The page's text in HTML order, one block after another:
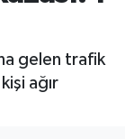
gelen trafik
ağır